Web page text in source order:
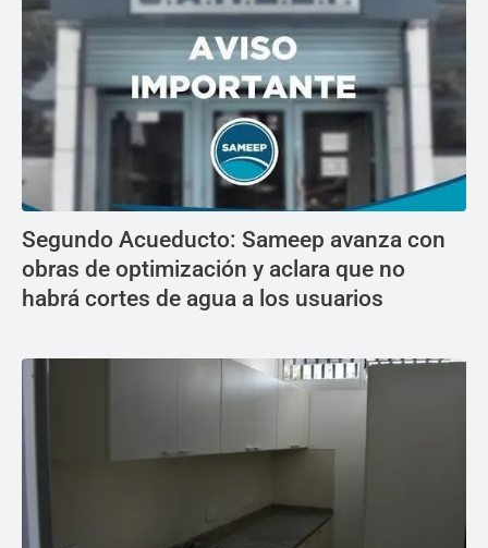
Segundo Acueducto: Sameep avanza con
obras de optimización y aclara que no
habrá cortes de agua a los usuarios